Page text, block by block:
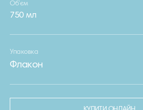
Об’єм
750 мл
Упаковка
Флакон